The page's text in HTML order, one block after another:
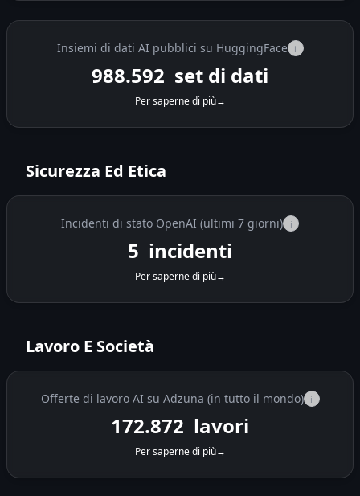
Insiemi di dati AI pubblici su HuggingFace i
988.592 set di dati
Per saperne di più→
Sicurezza Ed Etica
Incidenti di stato OpenAI (ultimi 7 giorni) i
5 incidenti
Per saperne di più→
Lavoro E Società
Offerte di lavoro AI su Adzuna (in tutto il mondo) i
172.872 lavori
Per saperne di più→